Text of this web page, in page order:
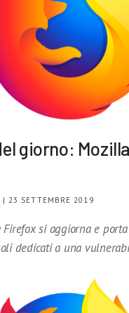
giorno:
| 23 SETTEMBRE 2019
si aggiorna e
dedicati a una